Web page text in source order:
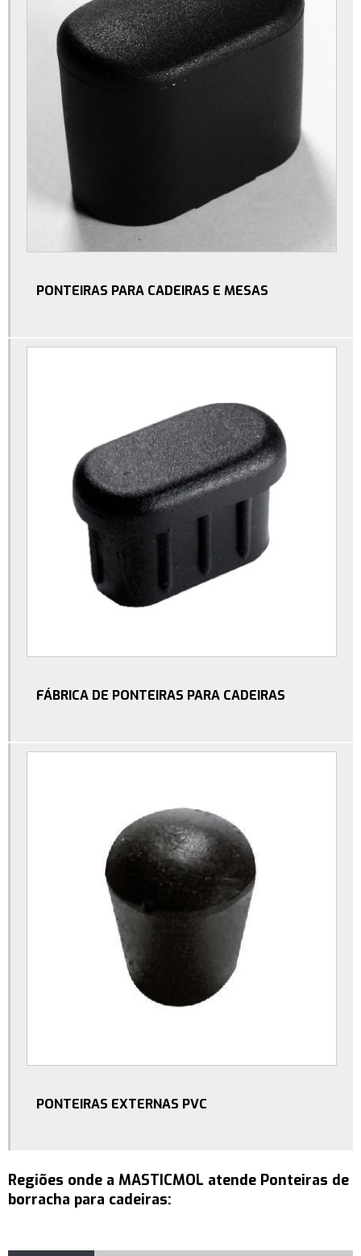
Fabricante de manípulos
Fabricante de porca garra
Fabricante de rodízios para móveis
Fabricante de suporte para cpu
Fabricante de suporte para notebook
Industria de acessórios plásticos para moveis
Industria de bucha plástica
Industria de ponteiras plásticas
Pé nivelador com bucha
Pé nivelador para moveis
Pé nivelador sextavado
Ponteira para acabamento de banner
Ponteira para moveis
Ponteira plastica para banner
Puxadores de plastico para armários
Puxadores plásticos para moveis
Rodizio de plastico para moveis
Rodizio para cadeira de escritório
Rodízio para moveis sp
Rodízios para moveis preços
Apoio para os pés preço
Apoio para pés ajustável
PONTEIRAS PARA CADEIRAS E MESAS
FÁBRICA DE PONTEIRAS PARA CADEIRAS
PONTEIRAS EXTERNAS PVC
Regiões onde a MASTICMOL atende Ponteiras de
borracha para cadeiras: